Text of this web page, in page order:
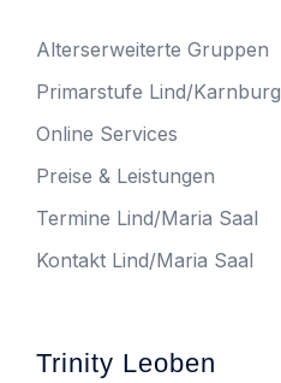
Alterserweiterte Gruppen
Primarstufe Lind/Karnburg
Online Services
Preise & Leistungen
Termine Lind/Maria Saal
Kontakt Lind/Maria Saal
Trinity Leoben